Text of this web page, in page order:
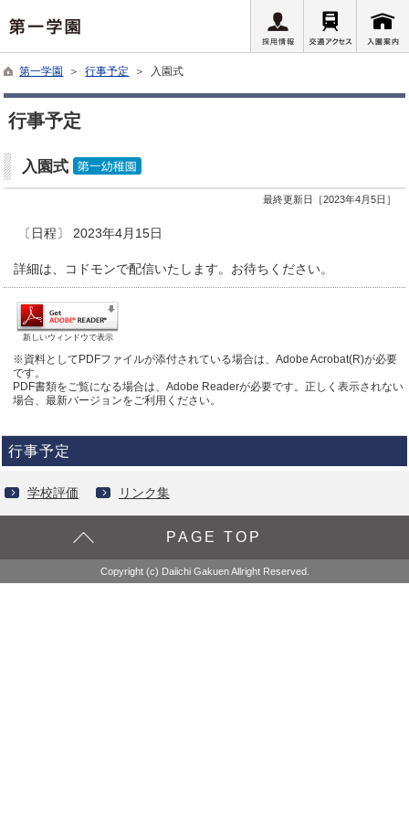
第一学園 ＞行事予定 ＞ 入園式
行事予定
入園式
最終更新日［2023年4月5日］
〔日程〕 2023年4月15日
詳細は、コドモンで配信いたします。お待ちください。
新しいウィンドウで表示
※資料としてPDFファイルが添付されている場合は、Adobe Acrobat(R)が必要
です。
PDF書類をご覧になる場合は、Adobe Readerが必要です。正しく表示されない
場合、最新バージョンをご利用ください。
行事予定
学校評価 リンク集
PAGE TOP
Copyright (c) Daiichi Gakuen Allright Reserved.